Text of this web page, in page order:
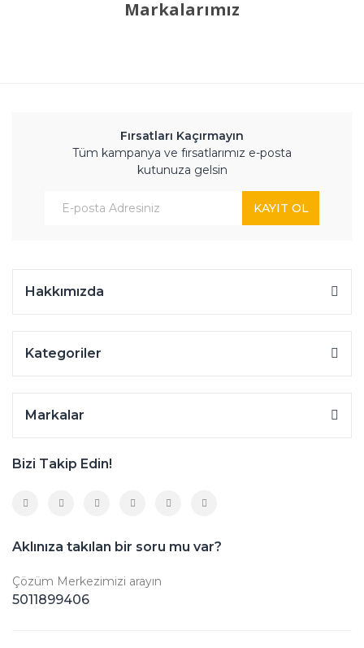
Markalarımız
Fırsatları Kaçırmayın
Tüm kampanya ve fırsatlarımız e-posta
kutunuza gelsin
KAYIT OL
Hakkımızda
Kategoriler
Markalar
Bizi Takip Edin!
Aklınıza takılan bir soru mu var?
Çözüm Merkezimizi arayın
5011899406